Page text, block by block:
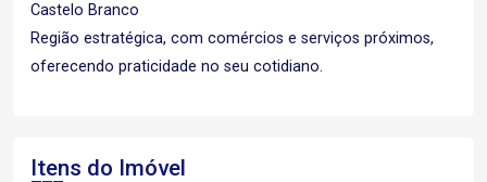
Castelo Branco
Região estratégica, com comércios e serviços próximos,
oferecendo praticidade no seu cotidiano.
Itens do Imóvel